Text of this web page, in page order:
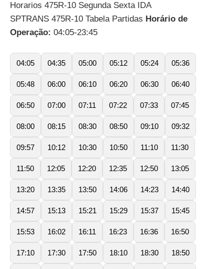
Horarios 475R-10 Segunda Sexta IDA
SPTRANS 475R-10 Tabela Partidas Horário de
Operação: 04:05-23:45
04:05 04:35 05:00 05:12 05:24 05:36
05:48 06:00 06:10 06:20 06:30 06:40
06:50 07:00 07:11 07:22 07:33 07:45
08:00 08:15 08:30 08:50 09:10 09:32
09:57 10:12 10:30 10:50 11:10 11:30
11:50 12:05 12:20 12:35 12:50 13:05
13:20 13:35 13:50 14:06 14:23 14:40
14:57 15:13 15:21 15:29 15:37 15:45
15:53 16:02 16:11 16:23 16:36 16:50
17:10 17:30 17:50 18:10 18:30 18:50